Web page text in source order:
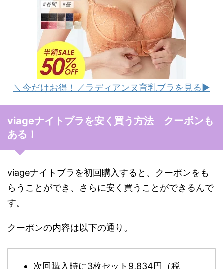
＼今だけお得！／ラディアンヌ育乳ブラを見る▶︎
viageナイトブラを安く買う方法 クーポンも
ある！
viageナイトブラを初回購入すると、クーポンをも
らうことができ、さらに安く買うことができるんで
す。
クーポンの内容は以下の通り。
次回購入時に3枚セット9,834円（税